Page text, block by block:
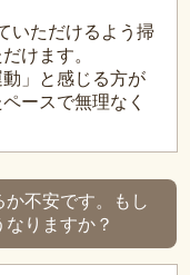
いただけるよう掃
けます。
」と感じる方が
ースで無理なく
不安です。もし
りますか？